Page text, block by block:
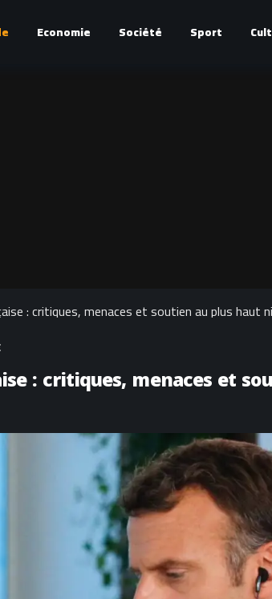
Economie Société Sport
: critiques, menaces et soutien au plus haut
: critiques, menaces et